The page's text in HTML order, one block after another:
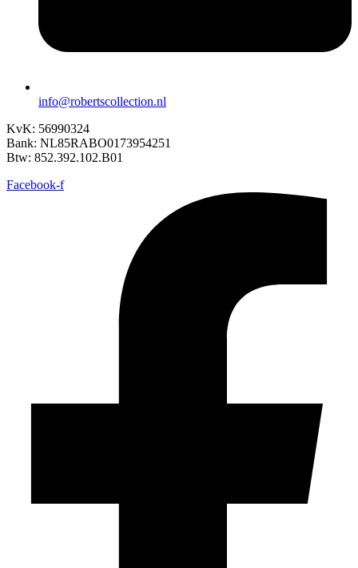
info@robertscollection.nl
KvK: 56990324
Bank: NL85RABO0173954251
Btw: 852.392.102.B01
Facebook-f